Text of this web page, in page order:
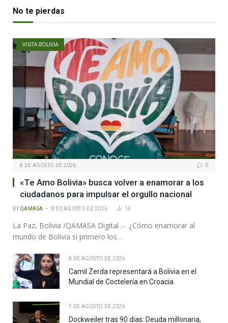
No te pierdas
VISITA BOLIVIA
8 DE AGOSTO DE 2026 0
«Te Amo Bolivia» busca volver a enamorar a los
ciudadanos para impulsar el orgullo nacional
BY QAMASA 8 DE AGOSTO DE 2026 14
La Paz, Bolivia /QAMASA Digital .- ¿Cómo enamorar al
mundo de Bolivia si primero los…
8 DE AGOSTO DE 2026
Camil Zerda representará a Bolivia en el
Mundial de Coctelería en Croacia
7 DE AGOSTO DE 2026
Dockweiler tras 90 días: Deuda millonaria,